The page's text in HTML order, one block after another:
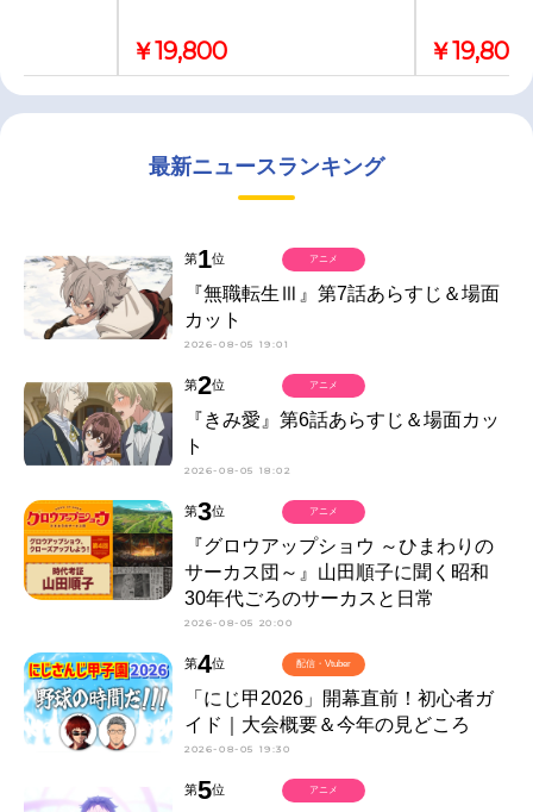
￥19,800 ￥19,800
最新ニュースランキング
第1位
『無職転生Ⅲ』第7話あらすじ＆場面
カット
2026-08-05 19:01
アニメ
第2位
『きみ愛』第6話あらすじ＆場面カッ
ト
2026-08-05 18:02
アニメ
第3位
『グロウアップショウ ～ひまわりの
サーカス団～』山田順子に聞く昭和
30年代ごろのサーカスと日常
2026-08-05 20:00
アニメ
第4位
「にじ甲2026」開幕直前！初心者ガ
イド｜大会概要＆今年の見どころ
2026-08-05 19:30
配信・Vtuber
第5位 アニメ